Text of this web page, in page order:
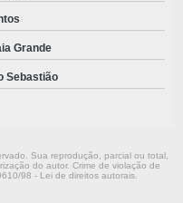
Grande
Sebastião
Sua reprodução, parcial ou total,
do autor. Crime de violação de
98 - Lei de direitos autorais.